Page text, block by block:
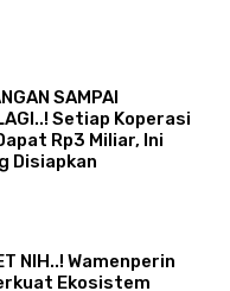
SAMPAI
Setiap Koperasi
Rp3 Miliar, Ini
Disiapkan
NIH..! Wamenperin
Ekosistem